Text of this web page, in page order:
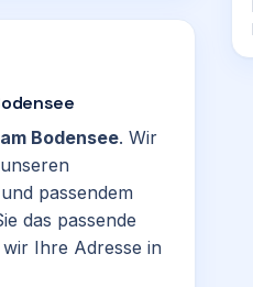
Bodensee. Wir
passendem
das passende
Ihre Adresse in